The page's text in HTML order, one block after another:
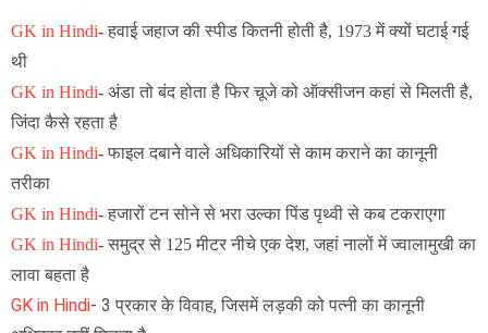
GK in Hindi- हवाई जहाज की स्पीड कितनी होती है, 1973 में क्यों घटाई गई
थी
GK in Hindi- अंडा तो बंद होता है फिर चूजे को ऑक्सीजन कहां से मिलती है,
जिंदा कैसे रहता है
GK in Hindi- फाइल दबाने वाले अधिकारियों से काम कराने का कानूनी
तरीका
GK in Hindi- हजारों टन सोने से भरा उल्का पिंड पृथ्वी से कब टकराएगा
GK in Hindi- समुद्र से 125 मीटर नीचे एक देश, जहां नालों में ज्वालामुखी का
लावा बहता है
GK in Hindi- 3 प्रकार के विवाह, जिसमें लड़की को पत्नी का कानूनी